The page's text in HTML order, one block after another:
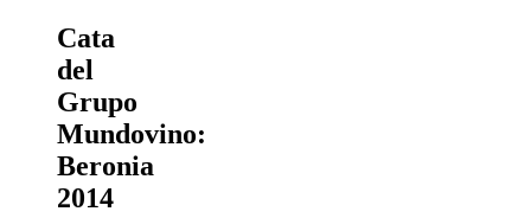
Cata
del
Grupo
Mundovino:
Beronia
2014